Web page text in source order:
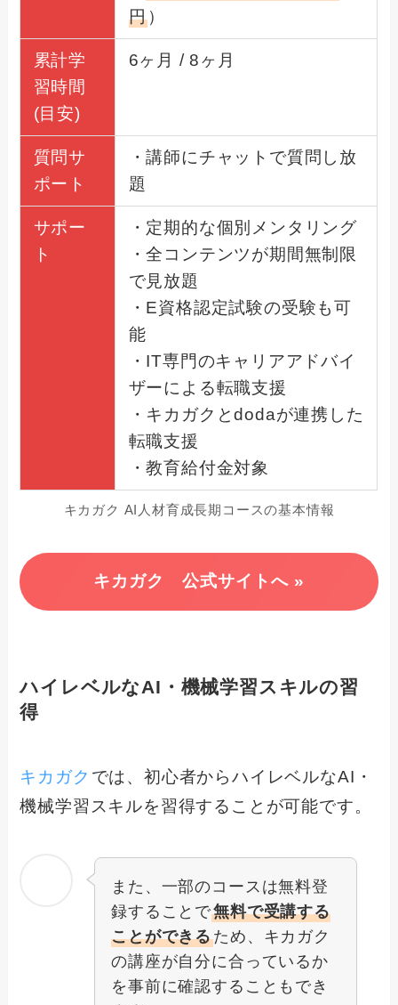
円 ）
累計学
習時間
(目安)
6ヶ月 / 8ヶ月
質問サ
ポート
・講師にチャットで質問し放
題
サポー
ト
・定期的な個別メンタリング
・全コンテンツが期間無制限
で見放題
・E資格認定試験の受験も可
能
・IT専門のキャリアアドバイ
ザーによる転職支援
・キカガクとdodaが連携した
転職支援
・教育給付金対象
キカガク AI人材育成長期コースの基本情報
キカガク 公式サイトへ »
ハイレベルなAI・機械学習スキルの習
得
キカガク では、初心者からハイレベルなAI・
機械学習スキルを習得することが可能です。
また、一部のコースは無料登
録することで無料で受講する
ことができるため、キカガク
の講座が自分に合っているか
を事前に確認することもでき